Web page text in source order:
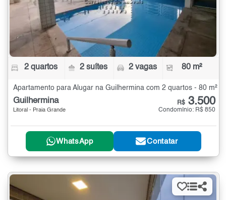
2 quartos 2 suítes 2 vagas 80 m²
Apartamento para Alugar na Guilhermina com 2 quartos - 80 m²
Guilhermina
Litoral - Praia Grande
R$ 3.500
Condomínio: R$ 850
WhatsApp Contatar